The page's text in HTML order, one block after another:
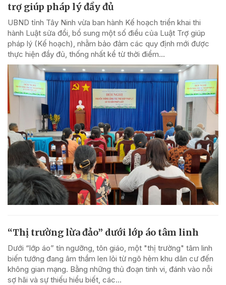
trợ giúp pháp lý đầy đủ
UBND tỉnh Tây Ninh vừa ban hành Kế hoạch triển khai thi
hành Luật sửa đổi, bổ sung một số điều của Luật Trợ giúp
pháp lý (Kế hoạch), nhằm bảo đảm các quy định mới được
thực hiện đầy đủ, thống nhất kể từ thời điểm...
“Thị trường lừa đảo” dưới lớp áo tâm linh
Dưới “lớp áo” tín ngưỡng, tôn giáo, một "thị trường" tâm linh
biến tướng đang âm thầm len lỏi từ ngõ hẻm khu dân cư đến
không gian mạng. Bằng những thủ đoạn tinh vi, đánh vào nỗi
sợ hãi và sự thiếu hiểu biết, các...